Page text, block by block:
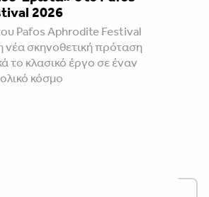
2026
Pafos Aphrodite Festival
νέα σκηνοθετική πρόταση
το κλασικό έργο σε έναν
κόσμο